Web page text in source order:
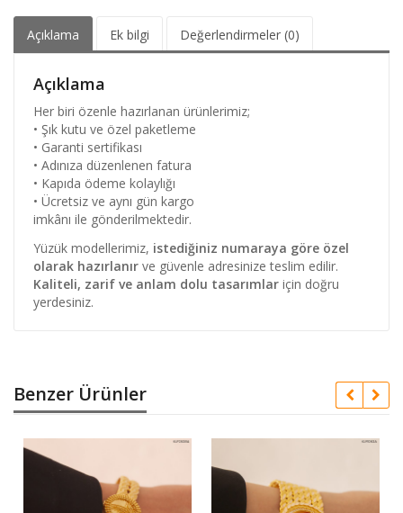
Açıklama Ek bilgi Değerlendirmeler (0)
Açıklama
Her biri özenle hazırlanan ürünlerimiz;
• Şık kutu ve özel paketleme
• Garanti sertifikası
• Adınıza düzenlenen fatura
• Kapıda ödeme kolaylığı
• Ücretsiz ve aynı gün kargo
imkânı ile gönderilmektedir.
Yüzük modellerimiz, istediğiniz numaraya göre özel
olarak hazırlanır ve güvenle adresinize teslim edilir.
Kaliteli, zarif ve anlam dolu tasarımlar için doğru
yerdesiniz.
Benzer Ürünler